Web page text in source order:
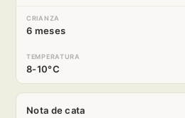
CRIANZA
6 meses
TEMPERATURA
8-10°C
Nota de cata